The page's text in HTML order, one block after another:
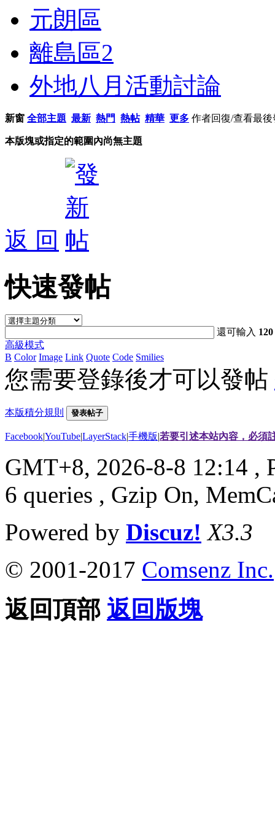
元朗區
離島區2
外地八月活動討論
新窗 全部主題 最新 熱門 熱帖 精華 更多 作者回復/查看最後
本版塊或指定的範圍內尚無主題
返 回
快速發帖
還可輸入 120
高級模式
B Color Image Link Quote Code Smilies
您需要登錄後才可以發帖
本版積分規則 發表帖子
Facebook|YouTube|LayerStack|手機版|若要引述本站內容，必須
GMT+8, 2026-8-8 12:14 ,
6 queries , Gzip On,
Powered by Discuz! X3.3
© 2001-2017 Comsenz Inc.
返回頂部 返回版塊